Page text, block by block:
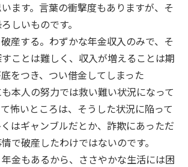
ます。言葉の衝撃度もありますが、そ
しいものです。
産する。わずかな年金収入のみで、そ
ことは難しく、収入が増えることは期
をつき、つい借金してしまった
本人の努力では救い難い状況になって
怖いところは、そうした状況に陥って
はギャンブルだとか、詐欺にあっただ
で破産したわけではないのです。
金もあるから、ささやかな生活には困